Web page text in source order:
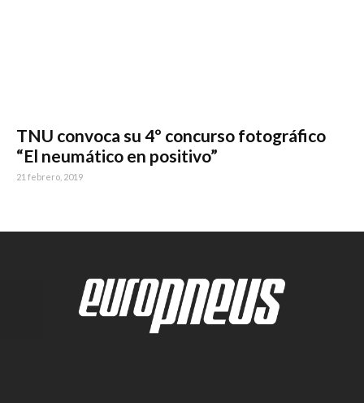
TNU convoca su 4º concurso fotográfico
“El neumático en positivo”
21 febrero, 2019